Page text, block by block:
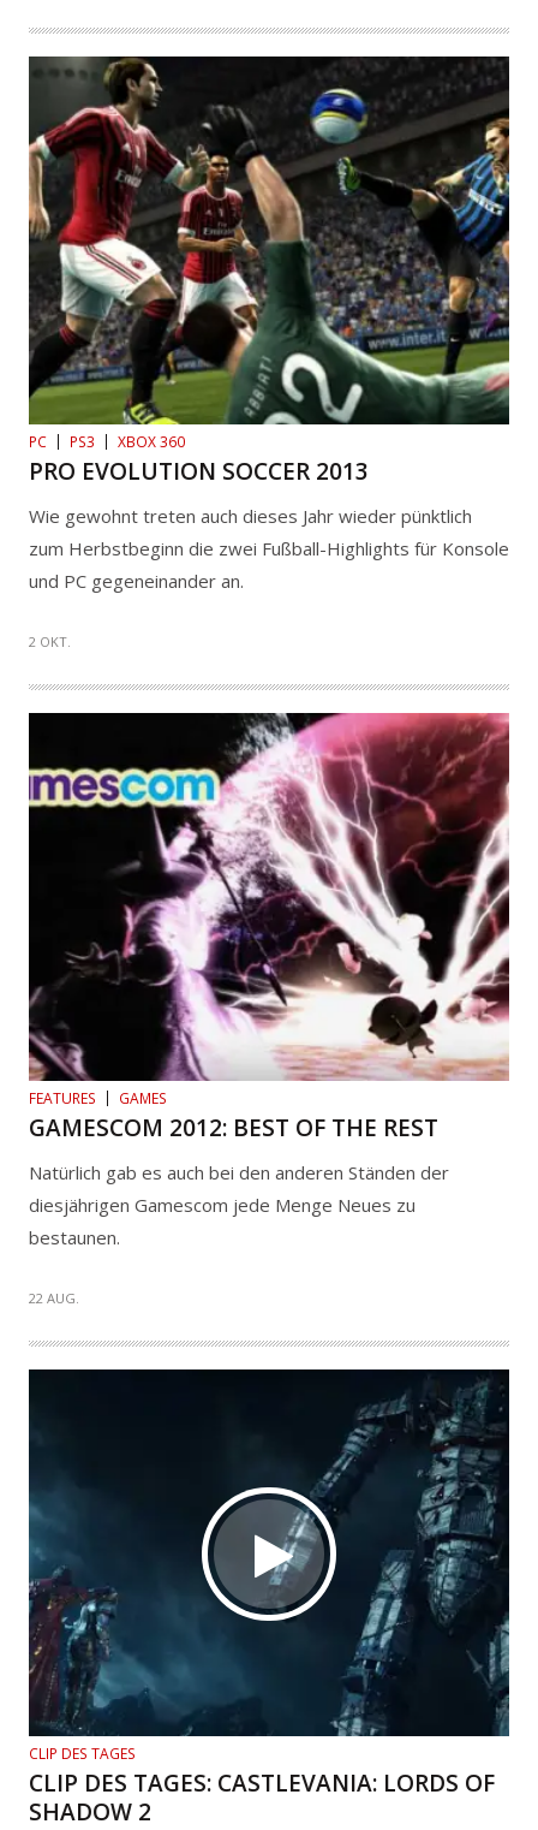
PC PS3 XBOX 360
PRO EVOLUTION SOCCER 2013
Wie gewohnt treten auch dieses Jahr wieder pünktlich
zum Herbstbeginn die zwei Fußball-Highlights für Konsole
und PC gegeneinander an.
2 OKT.
FEATURES GAMES
GAMESCOM 2012: BEST OF THE REST
Natürlich gab es auch bei den anderen Ständen der
diesjährigen Gamescom jede Menge Neues zu
bestaunen.
22 AUG.
CLIP DES TAGES
CLIP DES TAGES: CASTLEVANIA: LORDS OF
SHADOW 2